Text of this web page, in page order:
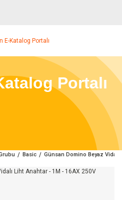
Portalı
Basic Günsan Domino Beyaz Vidalı